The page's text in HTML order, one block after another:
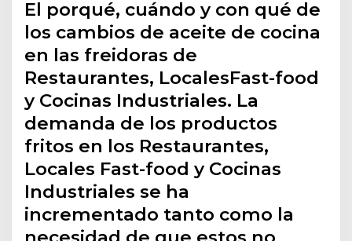
El porqué, cuándo y con qué de
los cambios de aceite de cocina
en las freidoras de
Restaurantes, LocalesFast-food
y Cocinas Industriales. La
demanda de los productos
fritos en los Restaurantes,
Locales Fast-food y Cocinas
Industriales se ha
incrementado tanto como la